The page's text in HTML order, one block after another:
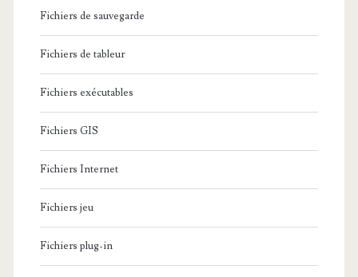
Fichiers de sauvegarde
Fichiers de tableur
Fichiers exécutables
Fichiers GIS
Fichiers Internet
Fichiers jeu
Fichiers plug-in